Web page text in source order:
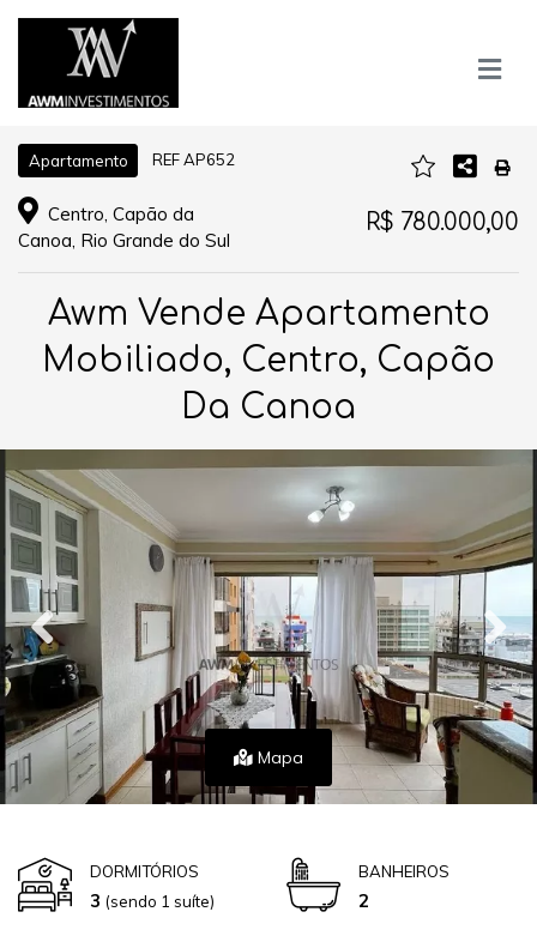
Apartamento REF AP652
Centro, Capão da
Canoa, Rio Grande do Sul
R$ 780.000,00
Awm Vende Apartamento
Mobiliado, Centro, Capão
Da Canoa
Mapa
DORMITÓRIOS
3 (sendo 1 suíte)
BANHEIROS
2